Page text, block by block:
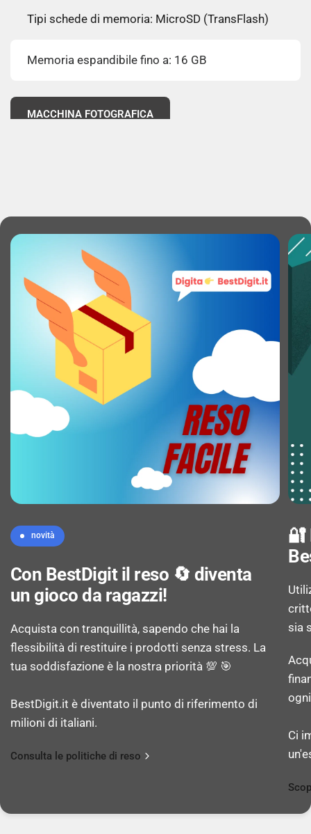
Tipi schede di memoria: MicroSD (TransFlash)
Memoria espandibile fino a: 16 GB
MACCHINA FOTOGRAFICA
Fotocamera frontale: No
COLLEGAMENTO IN RETE
Capacità della scheda SIM: Doppia SIM
Generazione di reti mobili: 2G
2G bands (SIM principale): 850,900,1800,1900
MHz
2G bands (SIM secondaria): 850,900,1800,1900
MHz
Wi-Fi: No
TRASMISSIONE DATI
Bluetooth: Sì
CONNETTIVITÀ
Porta USB: No
novità
Con BestDigit il reso 🔄 diventa
un gioco da ragazzi!
Acquista con tranquillità, sapendo che hai la
flessibilità di restituire i prodotti senza stress. La
tua soddisfazione è la nostra priorità 💯 🎯
BestDigit.it è diventato il punto di riferimento di
milioni di italiani.
Consulta le politiche di reso
🔐
sia
Ci